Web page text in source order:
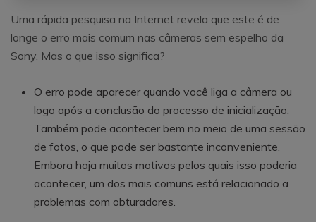
Uma rápida pesquisa na Internet revela que este é de
longe o erro mais comum nas câmeras sem espelho da
Sony. Mas o que isso significa?
O erro pode aparecer quando você liga a câmera ou
logo após a conclusão do processo de inicialização.
Também pode acontecer bem no meio de uma sessão
de fotos, o que pode ser bastante inconveniente.
Embora haja muitos motivos pelos quais isso poderia
acontecer, um dos mais comuns está relacionado a
problemas com obturadores.